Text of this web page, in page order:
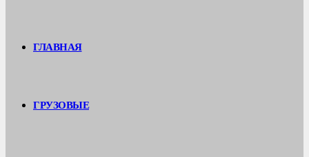
ГЛАВНАЯ
ГРУЗОВЫЕ